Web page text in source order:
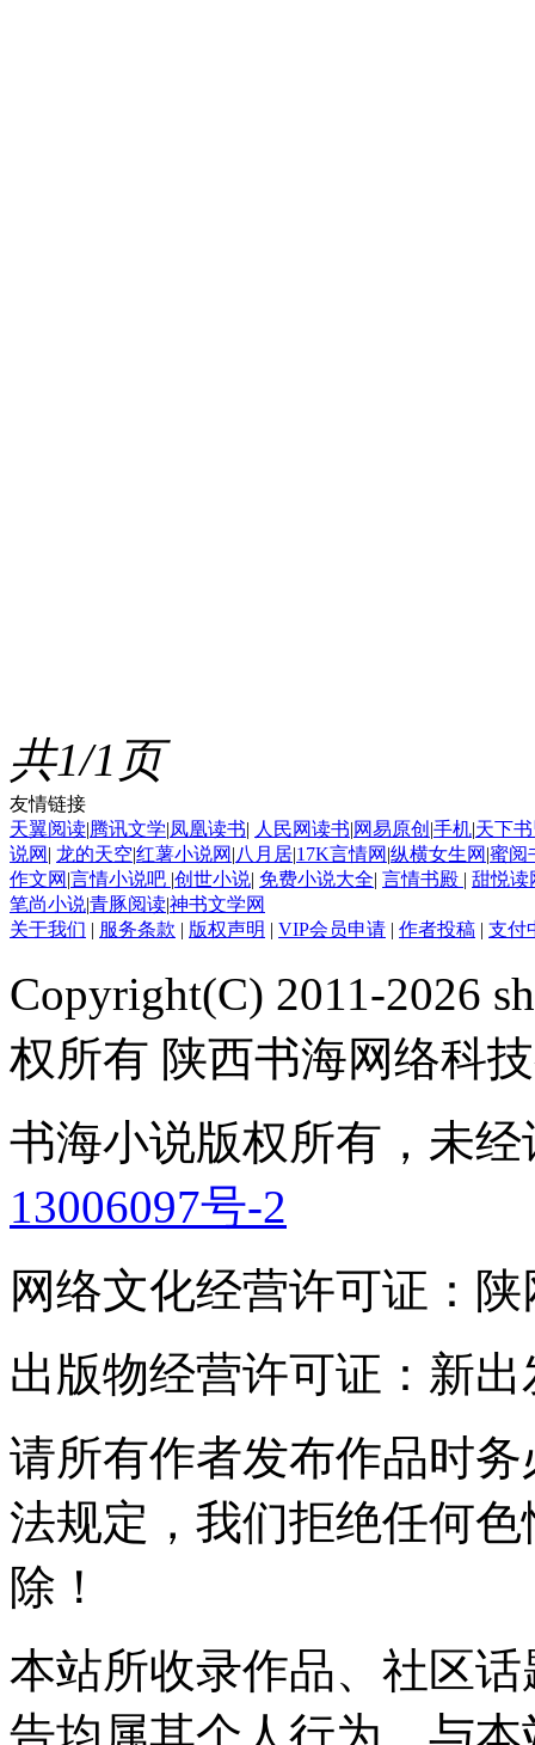
共1/1页
友情链接
天翼阅读|腾讯文学|凤凰读书| 人民网读书|网易原创 |手机|天下
说网 | 龙的天空|红薯小说网 |八月居|17K言情网 |纵横女生网 |蜜阅
作文网 |言情小说吧 |创世小说| 免费小说大全| 言情书殿 | 甜悦
笔尚小说|青豚阅读|神书文学网
关于我们 | 服务条款 | 版权声明 | VIP会员申请 | 作者投稿 | 支付
Copyright(C) 2011-2026
权所有 陕西书海网络科
书海小说版权所有，未
13006097号-2
网络文化经营许可证：陕
出版物经营许可证：新
请所有作者发布作品时
法规定，我们拒绝任何
除！
本站所收录作品、社区